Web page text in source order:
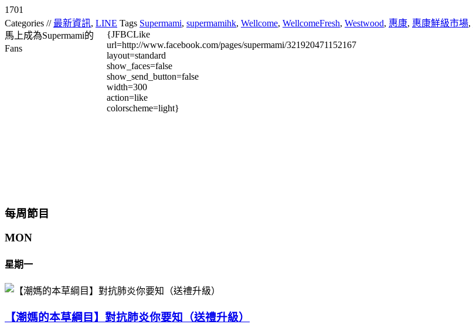
1701
Categories // 最新資訊, LINE Tags Supermami, supermamihk, Wellcome, WellcomeFresh, Westwood, 惠康, 惠康鮮級市場,
馬上成為Supermami的
Fans
{JFBCLike
url=http://www.facebook.com/pages/supermami/321920471152167
layout=standard
show_faces=false
show_send_button=false
width=300
action=like
colorscheme=light}
每周節目
MON
星期一
【潮媽的本草綱目】對抗肺炎你要知（送禮升級）